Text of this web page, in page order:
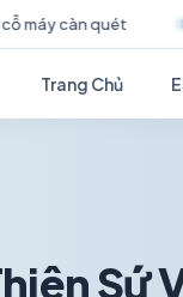
mang
Trang Chủ
Sứ